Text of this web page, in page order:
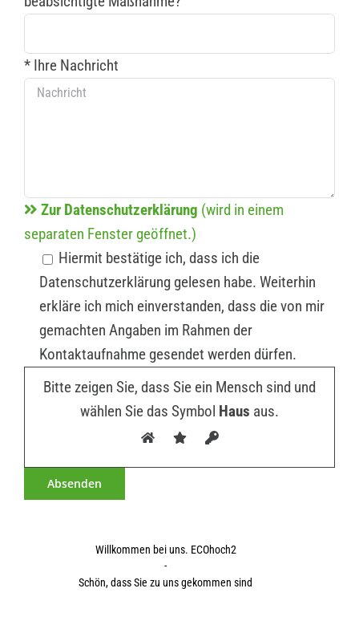
* Ihre Nachricht
Zur Datenschutzerklärung (wird in einem
separaten Fenster geöffnet.)
Hiermit bestätige ich, dass ich die
Datenschutzerklärung gelesen habe. Weiterhin
erkläre ich mich einverstanden, dass die von mir
gemachten Angaben im Rahmen der
Kontaktaufnahme gesendet werden dürfen.
Bitte zeigen Sie, dass Sie ein Mensch sind und
wählen Sie das Symbol Haus aus.
Willkommen bei uns. ECOhoch2
-
Schön, dass Sie zu uns gekommen sind